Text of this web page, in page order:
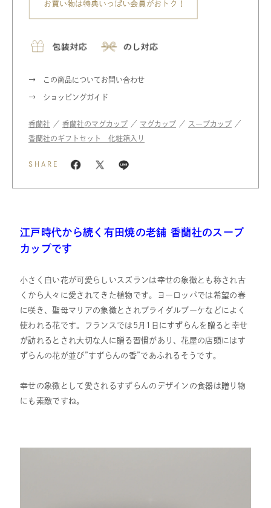
この商品についてお問い合わせ
ショッピングガイド
香蘭社 ／ 香蘭社のマグカップ ／ マグカップ ／ スープカップ ／
香蘭社のギフトセット 化粧箱入り
SHARE
江戸時代から続く有田焼の老舗 香蘭社のスープ
カップです
小さく白い花が可愛らしいスズランは幸せの象徴とも称され古
くから人々に愛されてきた植物です。ヨーロッパでは希望の春
に咲き、聖母マリアの象徴とされブライダルブーケなどによく
使われる花です。フランスでは5月1日にすずらんを贈ると幸せ
が訪れるとされ大切な人に贈る習慣があり、花屋の店頭にはす
ずらんの花が並び”すずらんの香”であふれるそうです。
幸せの象徴として愛されるすずらんのデザインの食器は贈り物
にも素敵ですね。